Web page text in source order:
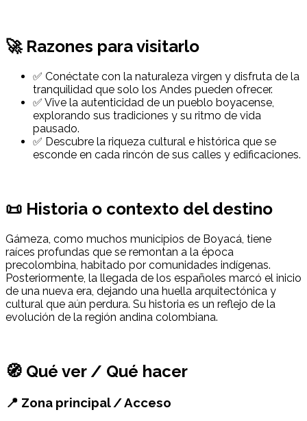
🚀 Razones para visitarlo
✅ Conéctate con la naturaleza virgen y disfruta de la
tranquilidad que solo los Andes pueden ofrecer.
✅ Vive la autenticidad de un pueblo boyacense,
explorando sus tradiciones y su ritmo de vida
pausado.
✅ Descubre la riqueza cultural e histórica que se
esconde en cada rincón de sus calles y edificaciones.
📜 Historia o contexto del destino
Gámeza, como muchos municipios de Boyacá, tiene
raíces profundas que se remontan a la época
precolombina, habitado por comunidades indígenas.
Posteriormente, la llegada de los españoles marcó el inicio
de una nueva era, dejando una huella arquitectónica y
cultural que aún perdura. Su historia es un reflejo de la
evolución de la región andina colombiana.
🧭 Qué ver / Qué hacer
📍 Zona principal / Acceso